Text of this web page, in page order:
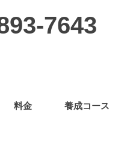
7643
料金 養成コース